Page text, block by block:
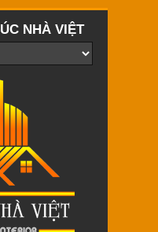
NHÀ VIỆT